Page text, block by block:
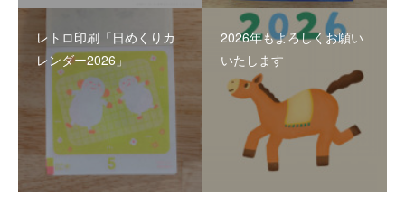
レトロ印刷「日めくりカ
レンダー2026」
2026年もよろしくお願い
いたします